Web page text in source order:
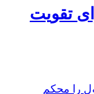
تقویت